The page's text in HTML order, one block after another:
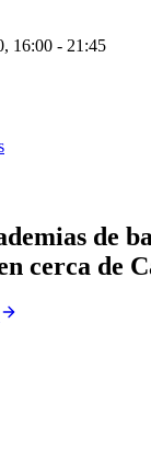
16:00 - 21:45
de
cerca de